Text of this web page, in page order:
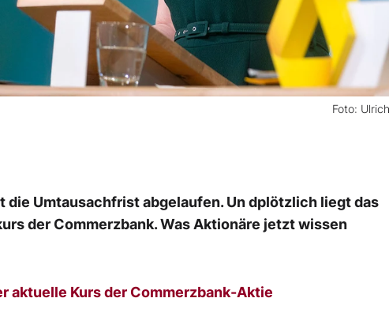
Foto:
die Umtausachfrist abgelaufen. Un dplötzlich liegt das
der Commerzbank. Was Aktionäre jetzt wissen
aktuelle Kurs der Commerzbank-Aktie